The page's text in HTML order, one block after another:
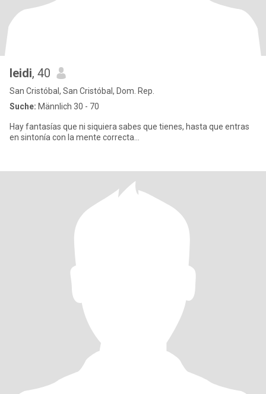
leidi, 40
San Cristóbal, San Cristóbal, Dom. Rep.
Suche: Männlich 30 - 70
Hay fantasías que ni siquiera sabes que tienes, hasta que entras
en sintonía con la mente correcta...